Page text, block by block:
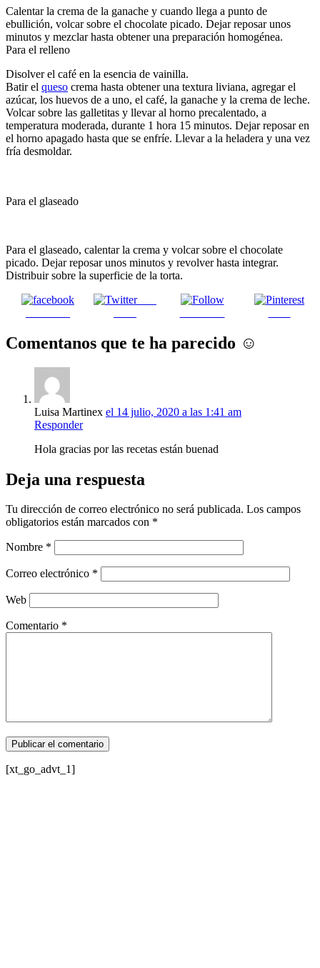
Calentar la crema de la ganache y cuando llega a punto de
ebullición, volcar sobre el chocolate picado. Dejar reposar unos
minutos y mezclar hasta obtener una preparación homogénea.
Para el relleno
Disolver el café en la esencia de vainilla.
Batir el queso crema hasta obtener una textura liviana, agregar el
azúcar, los huevos de a uno, el café, la ganache y la crema de leche.
Volcar sobre las galletitas y llevar al horno precalentado, a
temperatura moderada, durante 1 hora 15 minutos. Dejar reposar en
el horno apagado hasta que se enfríe. Llevar a la heladera y una vez
fría desmoldar.
Para el glaseado
Para el glaseado, calentar la crema y volcar sobre el chocolate
picado. Dejar reposar unos minutos y revolver hasta integrar.
Distribuir sobre la superficie de la torta.
Post
Comentanos que te ha parecido ☺
Luisa Martinex el 14 julio, 2020 a las 1:41 am
Responder
Hola gracias por las recetas están buenad
Deja una respuesta
Tu dirección de correo electrónico no será publicada. Los campos
obligatorios están marcados con *
Nombre *
Correo electrónico *
Web
Comentario *
[xt_go_advt_1]